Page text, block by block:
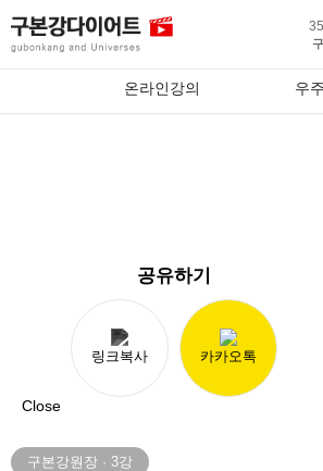
온라인강의 우
공유하기
링크복사 카카오톡
Close
구본강원장 · 3강